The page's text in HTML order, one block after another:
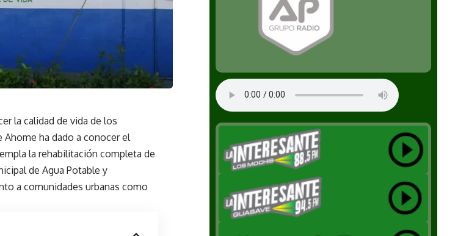
la calidad de vida de los
ha dado a conocer el
la rehabilitación completa de
de Agua Potable y
a comunidades urbanas como